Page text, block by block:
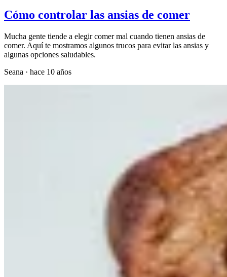
Cómo controlar las ansias de comer
Mucha gente tiende a elegir comer mal cuando tienen ansias de
comer. Aquí te mostramos algunos trucos para evitar las ansias y
algunas opciones saludables.
Seana · hace 10 años